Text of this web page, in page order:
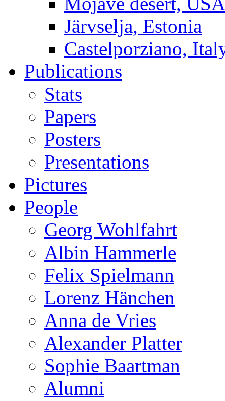
Järvselja, Estonia
Castelporziano,
Publications
Stats
Papers
Posters
Presentations
Pictures
People
Georg Wohlfahrt
Albin Hammerle
Felix Spielmann
Lorenz Hänchen
Anna de Vries
Alexander Platter
Sophie Baartman
Alumni